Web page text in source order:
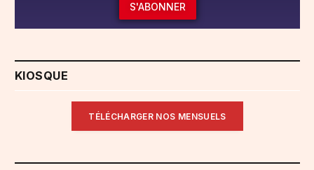
S'ABONNER
KIOSQUE
TÉLÉCHARGER NOS MENSUELS